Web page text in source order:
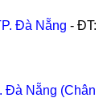
Đà Nẵng - ĐT:
Đà Nẵng (Chân